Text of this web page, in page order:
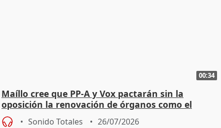
00:34
Maíllo cree que PP-A y Vox pactarán sin la
oposición la renovación de órganos como el
Defensor
Sonido Totales 26/07/2026